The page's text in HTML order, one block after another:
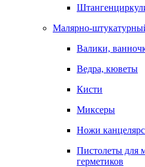
Малярно-
Валики,
Ведра, кюветы
Кисти
Миксеры
Ножи
Пистолеты для
герметиков